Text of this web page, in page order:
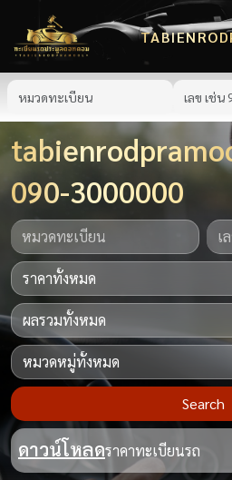
090-3000000
Search
ดาวน์โหลดราคาทะเบียนรถ